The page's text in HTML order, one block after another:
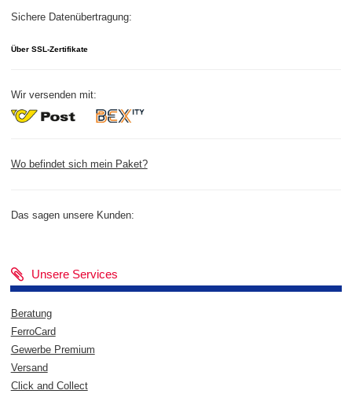
Sichere Datenübertragung:
Über SSL-Zertifikate
Wir versenden mit:
Wo befindet sich mein Paket?
Das sagen unsere Kunden:
Unsere Services
Beratung
FerroCard
Gewerbe Premium
Versand
Click and Collect